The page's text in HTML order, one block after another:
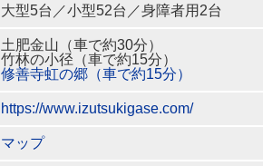
大型5台／小型52台／身障者用2台
土肥金山（車で約30分）
竹林の小径（車で約15分）
修善寺虹の郷（車で約15分）
https://www.izutsukigase.com/
マップ